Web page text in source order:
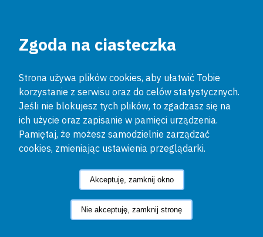
Zgoda na ciasteczka
Strona używa plików cookies, aby ułatwić Tobie
korzystanie z serwisu oraz do celów statystycznych.
Jeśli nie blokujesz tych plików, to zgadzasz się na
ich użycie oraz zapisanie w pamięci urządzenia.
Pamiętaj, że możesz samodzielnie zarządzać
cookies, zmieniając ustawienia przeglądarki.
Akceptuję, zamknij okno
Nie akceptuję, zamknij stronę